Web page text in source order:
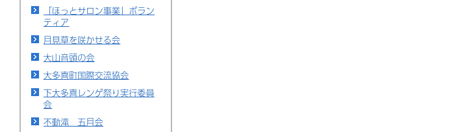
「ほっとサロン事業」ボラン
ティア
月見草を咲かせる会
大山音頭の会
大多喜町国際交流協会
下大多喜レンゲ祭り実行委員
会
不動滝 五月会